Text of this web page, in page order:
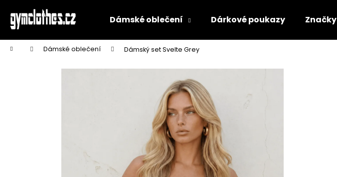
obsah
Dámské oblečení Dárkové poukazy Značky
Domů Dámské oblečení Dámský set Svelte Grey
í
Zpět
do
obchodu
Zpět
do
obchodu
Doporučujeme